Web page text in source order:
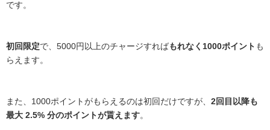
です。
初回限定で、5000円以上のチャージすればもれなく1000ポイント も
らえます。
また、1000ポイントがもらえるのは初回だけですが、 2回目以降も
最大 2.5% 分のポイントが貰えます。